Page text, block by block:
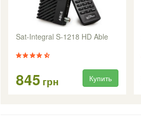
Sat-Integral S-1218 HD Able
845 грн Купить